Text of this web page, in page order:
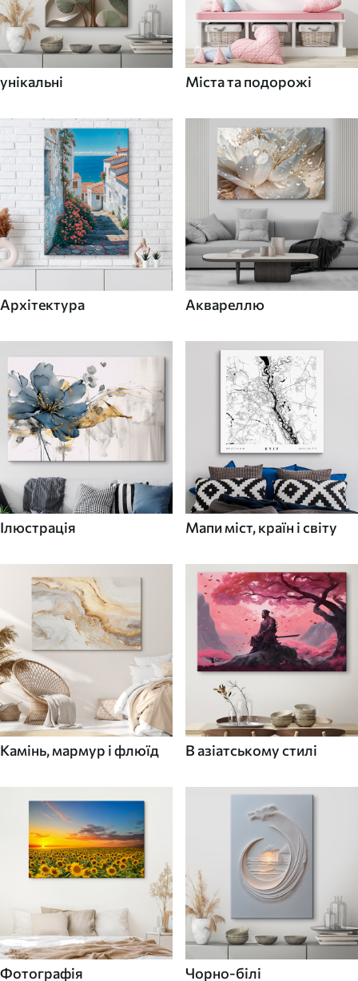
унікальні Міста та подорожі
Архітектура Аквареллю
Ілюстрація Мапи міст, країн і світу
Камінь, мармур і флюїд В азіатському стилі
Фотографія Чорно-білі